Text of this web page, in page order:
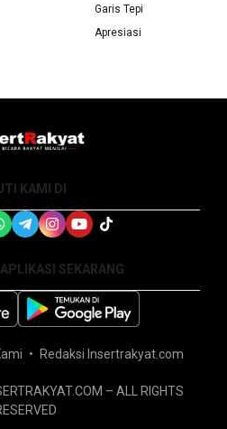
Garis Tepi
Apresiasi
KAMI DI
SEKARANG
Redaksi Insertrakyat.com
– ALL RIGHTS